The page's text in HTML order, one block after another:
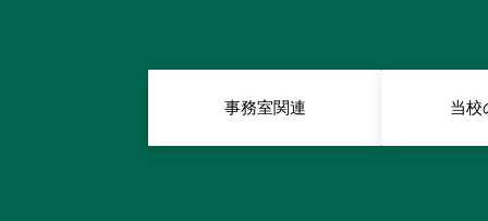
事務室関連 当校